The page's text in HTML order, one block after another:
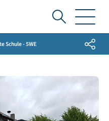
Ich
suche...
Schule - 5WE Share